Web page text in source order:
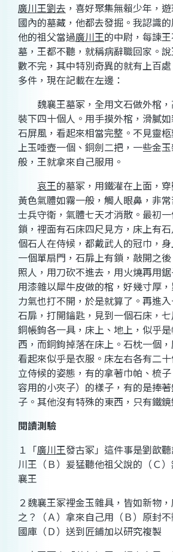
廣川王劉去 ，喜好聚集無賴少年，
國內的墓藏，他都去發掘。我認識
他的祖父當過廣川王的中尉，每諫
墓，王都不聽，就稱病辭職回家。
數不完，其中特別奇異的就有上百
多件，現在記載在左邊：
魏襄王墓冢，全用文石做外棺，
裝下四十個人。用手摸外棺，滑膩如
石屏風，看起來相當完整。不見靈
上玉唾壺一個、銅劍二把，一些金
般，王就拿來自己服用。
哀王的墓冢，用鐵灌在上面，
黃色氣體如霧一般，觸人眼鼻，非
士兵守衛，氣體七天才消散。最初
鎖，裡面有石床四尺見方，床上有
個石人在侍候，都戴武人的冠巾，
一個單扇門，石扉上有鎖，敲開之
照人，用刀砍不進去，用火燒再用
用漆雜以犀牛皮做的棺，好幾寸厚
力氣也打不開，於是就算了。再進
石扉，打開鑰匙，見到一個石床，七
銅帳鉤各一具，床上、地上，似乎
西，而銅鉤掉落在床上。石枕一個，
看起來似乎是衣服。床左右各有二
立侍候的姿態，有的拿著巾帕、梳
容用的小夾子）的樣子，有的是捧
子。其他沒有特殊的東西，只有鐵鏡
閱讀測驗
１「廣川王發古冢 」這件事是劉歆
川王（Ｂ）爰猛聽他祖父說的（Ｃ
襄王
２魏襄王冢裡金玉雜具，皆如新物
之？（Ａ）拿來自己用（Ｂ）原封
國庫（Ｄ）送到匠鋪加以研究複製